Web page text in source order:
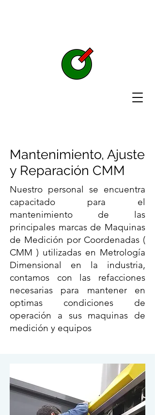
Mantenimiento, Ajuste
y Reparación CMM
Nuestro personal se encuentra
capacitado para el
mantenimiento de las
principales marcas de Maquinas
de Medición por Coordenadas (
CMM ) utilizadas en Metrología
Dimensional en la industria,
contamos con las refacciones
necesarias para mantener en
optimas condiciones de
operación a sus maquinas de
medición y equipos